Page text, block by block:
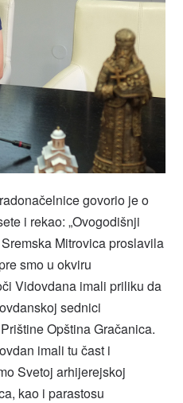
govorio je o
i rekao: „Ovogodišnji
Mitrovica proslavila
smo u okviru
Vidovdana imali priliku da
sednici
Opština Gračanica.
imali tu čast i
Svetoj arhijerejskoj
kao i parastosu